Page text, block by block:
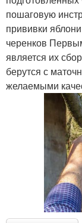
пошаговую
прививки
черенков
является их
берутся с
желаемыми